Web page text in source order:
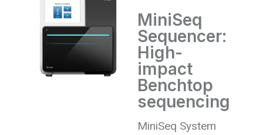
MiniSeq
Sequencer:
High-
impact
Benchtop
sequencing
MiniSeq System